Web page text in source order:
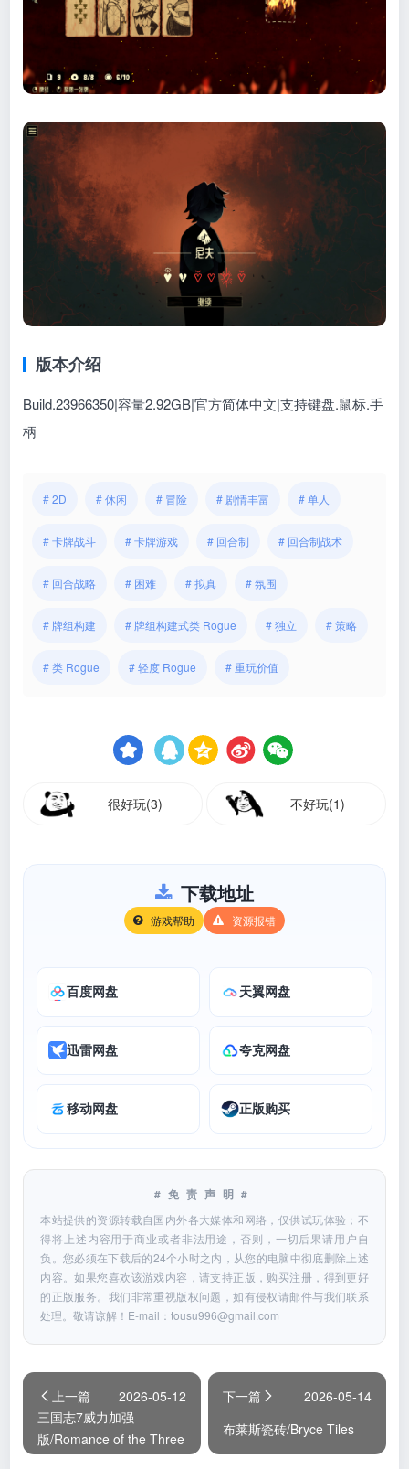
版本介绍
Build.23966350|容量2.92GB|官方简体中文|支持键盘.鼠标.手
柄
# 2D # 休闲 # 冒险 # 剧情丰富 # 单人
# 卡牌战斗 # 卡牌游戏 # 回合制 # 回合制战术
# 回合战略 # 困难 # 拟真 # 氛围
# 牌组构建 # 牌组构建式类 Rogue # 独立 # 策略
# 类 Rogue # 轻度 Rogue # 重玩价值
很好玩(3) 不好玩(1)
下载地址
游戏帮助 资源报错
百度网盘 天翼网盘
迅雷网盘 夸克网盘
移动网盘 正版购买
#免责声明#
本站提供的资源转载自国内外各大媒体和网络，仅供试玩体验；不
得将上述内容用于商业或者非法用途，否则，一切后果请用户自
负。您必须在下载后的24个小时之内，从您的电脑中彻底删除上述
内容。如果您喜欢该游戏内容，请支持正版，购买注册，得到更好
的正版服务。我们非常重视版权问题，如有侵权请邮件与我们联系
处理。敬请谅解！E-mail：tousu996@gmail.com
上一篇
2026-05-12
三国志7威力加强
版/Romance of the Three
Kingdoms VII with Power
下一篇
2026-05-14
布莱斯瓷砖/Bryce Tiles